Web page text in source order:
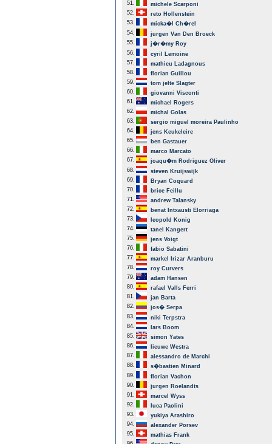
51.
michele Scarponi
52.
reto Hollenstein
53.
micka�l Ch�rel
54.
jurgen Van Den Broeck
55.
j�r�my Roy
56.
cyril Lemoine
57.
mathieu Ladagnous
58.
florian Guillou
59.
tom jelte Slagter
60.
giovanni Visconti
61.
michael Rogers
62.
michal Golas
63.
sergio miguel moreira Paulinho
64.
jens Keukeleire
65.
ben Gastauer
66.
marco Marcato
67.
joaqu�m Rodriguez Oliver
68.
steven Kruijswijk
69.
Bryan Coquard
70.
brice Feillu
71.
andrew Talansky
72.
benat Intxausti Elorriaga
73.
leopold Konig
74.
tanel Kangert
75.
jens Voigt
76.
fabio Sabatini
77.
markel Irizar Aranburu
78.
roy Curvers
79.
adam Hansen
80.
rafael Valls Ferri
81.
jan Barta
82.
jos� Serpa
83.
niki Terpstra
84.
lars Boom
85.
simon Yates
86.
lieuwe Westra
87.
alessandro de Marchi
88.
s�bastien Minard
89.
florian Vachon
90.
jurgen Roelandts
91.
marcel Wyss
92.
luca Paolini
93.
yukiya Arashiro
94.
alexander Porsev
95.
mathias Frank